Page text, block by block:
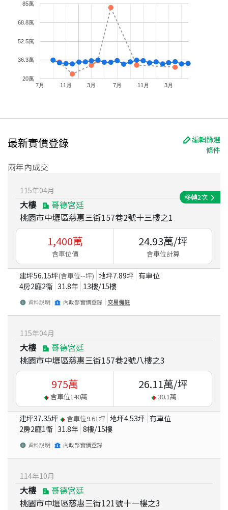
7月 11月 3月 7月 11月 3月
20萬
36.3萬
52.5萬
68.8萬
85萬
最新實價登錄
編輯篩選
條件
兩年內成交
115年04月
大樓
哥德宮廷
桃園市中壢區慈惠三街157巷2號十三樓之1
移轉2次
1,400萬
含車位價
24.93萬/坪
含車位計算
建坪56.15坪(含車位--坪) 地坪7.89坪 有車位
4房2廳2衛 31.8年 13樓/15樓
資料說明 內政部實價登錄 交易備註
115年04月
大樓
哥德宮廷
桃園市中壢區慈惠三街157巷2號八樓之3
975萬
含車位140萬
26.11萬/坪
30.1萬
建坪37.35坪 含車位9.61坪 地坪4.53坪 有車位
2房2廳1衛 31.8年 8樓/15樓
資料說明 內政部實價登錄
114年10月
大樓
哥德宮廷
桃園市中壢區慈惠三街121號十一樓之3